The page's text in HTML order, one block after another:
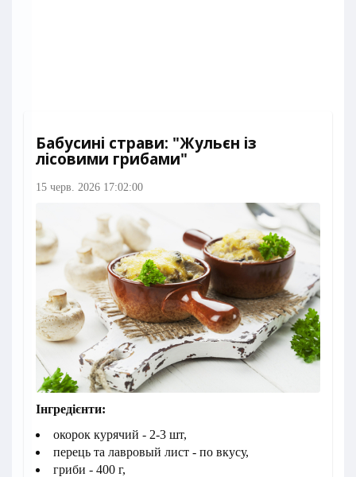
Бабусині страви: "Жульєн із
лісовими грибами"
15 черв. 2026 17:02:00
Інгредієнти:
окорок курячий - 2-3 шт,
перець та лавровый лист - по вкусу,
гриби - 400 г,